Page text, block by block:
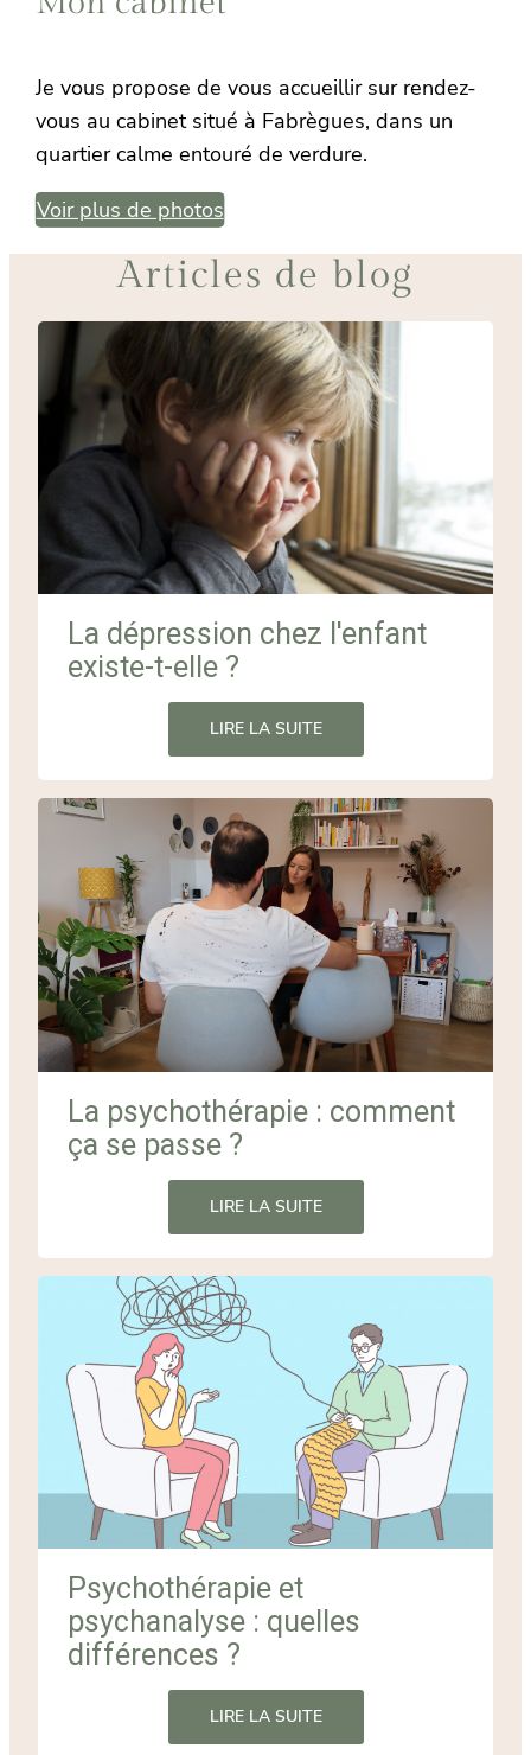
Je vous propose de vous accueillir sur rendez-
vous au cabinet situé à Fabrègues, dans un
quartier calme entouré de verdure.
Voir plus de photos
Articles de blog
La dépression chez l'enfant
existe-t-elle ?
LIRE LA SUITE
La psychothérapie : comment
ça se passe ?
LIRE LA SUITE
Psychothérapie et
psychanalyse : quelles
différences ?
LIRE LA SUITE